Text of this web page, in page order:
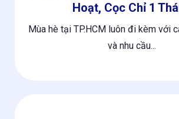
Hoạt, Cọc Chỉ 1
Mùa hè tại TP.HCM luôn đi kèm với
và nhu cầu...